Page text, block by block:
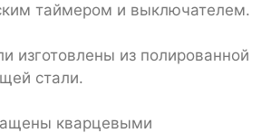
таймером и выключателем.
изготовлены из полированной
стали.
кварцевыми